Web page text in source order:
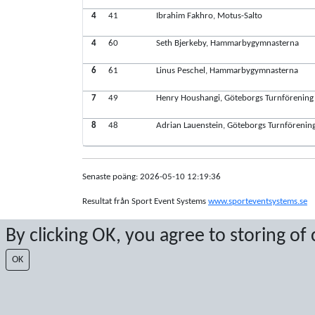
By clicking OK, you agree to storing
OK
4
41
Ibrahim Fakhro, Motus-Salto
4
60
Seth Bjerkeby, Hammarbygymnasterna
6
61
Linus Peschel, Hammarbygymnasterna
7
49
Henry Houshangi, Göteborgs Turnförening
8
48
Adrian Lauenstein, Göteborgs
Senaste poäng: 2026-05-10 12:19:36
Resultat från Sport Event Systems www.sporteventsystems.se
Last Update: 2026-08-07 00:27:11